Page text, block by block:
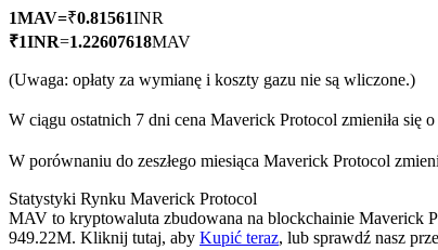
TradFi
1MAV=₹0.81561INR
₹1INR=1.22607618MAV
(Uwaga: opłaty za wymianę i koszty gazu nie są wliczone.)
W ciągu ostatnich 7 dni cena Maverick Protocol zmieniła się
W porównaniu do zeszłego miesiąca Maverick Protocol
Statystyki Rynku Maverick Protocol
MAV to kryptowaluta zbudowana na blockchainie Maverick
949.22M. Kliknij tutaj, aby Kupić teraz, lub sprawdź nasz